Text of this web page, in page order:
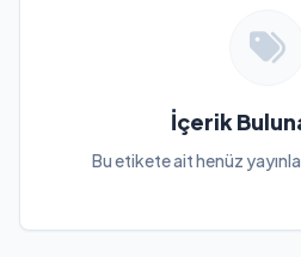
İçerik
Bu etikete ait henüz